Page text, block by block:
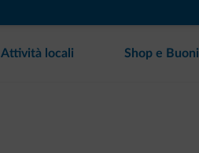
Attività locali Shop e Buoni